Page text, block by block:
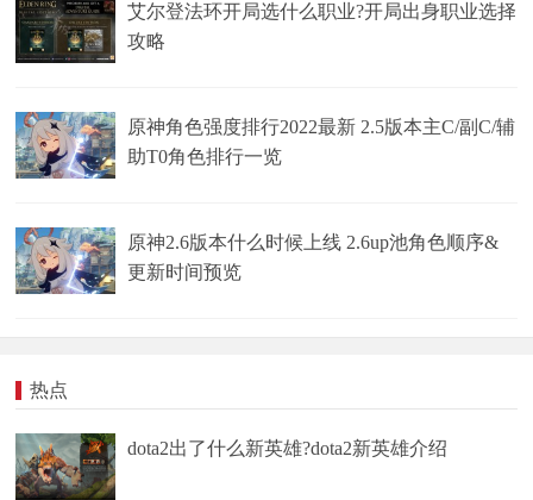
艾尔登法环开局选什么职业?开局出身职业选择
攻略
原神角色强度排行2022最新 2.5版本主C/副C/辅
助T0角色排行一览
原神2.6版本什么时候上线 2.6up池角色顺序&
更新时间预览
热点
dota2出了什么新英雄?dota2新英雄介绍